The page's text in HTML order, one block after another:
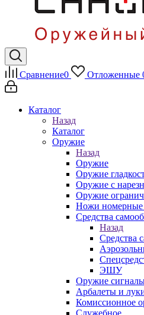
Сравнение0 Отложенные
Каталог
Назад
Каталог
Оружие
Назад
Оружие
Оружие
Оружие с
Оружие
Ножи номерные
Средства
Назад
Средства
ЭШУ
Оружие
Арбалеты и
Комиссионное
Служебное